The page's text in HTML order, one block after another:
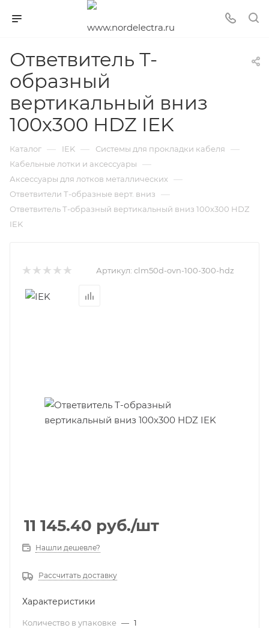
Ответвитель Т-
образный
вертикальный вниз
100х300 HDZ IEK
Каталог — IEK — Системы для прокладки кабеля —
Кабельные лотки и аксессуары —
Аксессуары для лотков металлических —
Ответвители Т-образные верт. вниз —
Ответвитель Т-образный вертикальный вниз 100х300 HDZ
IEK
Артикул: clm50d-ovn-100-300-hdz
11 145.40 руб./шт
Нашли дешевле?
Рассчитать доставку
Характеристики
Количество в упаковке — 1